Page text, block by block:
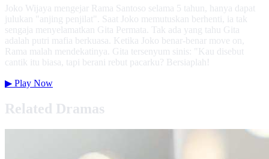
Joko Wijaya mengejar Rama Santoso selama 5 tahun, hanya dapat
julukan "anjing penjilat". Saat Joko memutuskan berhenti, ia tak
sengaja menyelamatkan Gita Permata. Tak ada yang tahu Gita
adalah putri mafia berkuasa. Ketika Joko benar-benar move on,
Rama malah mendekatinya. Gita tersenyum sinis: "Kau disebut
cantik itu biasa, tapi berani rebut pacarku? Bersiaplah!
▶ Play Now
Related Dramas